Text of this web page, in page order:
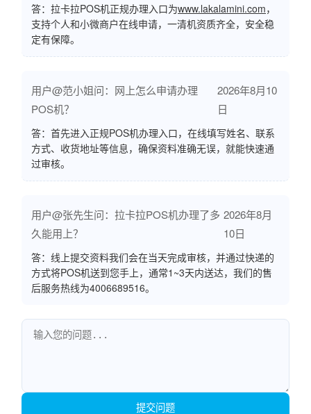
答：拉卡拉POS机正规办理入口为www.lakalamini.com，
支持个人和小微商户在线申请，一清机资质齐全，安全稳
定有保障。
用户@范小姐问：网上怎么申请办理
POS机？
2026年8月10
日
答：首先进入正规POS机办理入口，在线填写姓名、联系
方式、收货地址等信息，确保资料准确无误，就能快速通
过审核。
用户@张先生问：拉卡拉POS机办理了多
久能用上？
2026年8月
10日
答：线上提交资料我们会在当天完成审核，并通过快递的
方式将POS机送到您手上，通常1~3天内送达，我们的售
后服务热线为4006689516。
提交问题